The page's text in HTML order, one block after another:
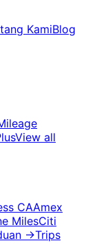
KamiBlog
View all
CAAmex
MilesCiti
→Trips